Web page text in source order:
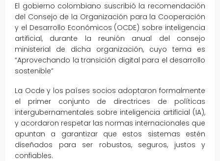
El gobierno colombiano suscribió la recomendación
del Consejo de la Organización para la Cooperación
y el Desarrollo Económicos (OCDE) sobre inteligencia
artificial, durante la reunión anual del consejo
ministerial de dicha organización, cuyo tema es
“Aprovechando la transición digital para el desarrollo
sostenible”
La Ocde y los países socios adoptaron formalmente
el primer conjunto de directrices de políticas
intergubernamentales sobre inteligencia artificial (IA),
y acordaron respetar las normas internacionales que
apuntan a garantizar que estos sistemas estén
diseñados para ser robustos, seguros, justos y
confiables.